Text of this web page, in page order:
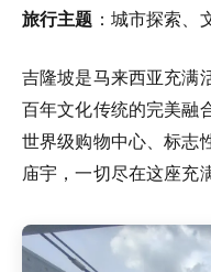
旅行主题 ：城市探索
吉隆坡是马来西亚充满
百年文化传统的完美融
世界级购物中心、标志
庙宇，一切尽在这座充